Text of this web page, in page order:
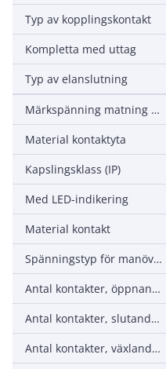
Typ av kopplingskontakt
Kompletta med uttag
Typ av elanslutning
Märkspänning matning vid DC
Material kontaktyta
Kapslingsklass (IP)
Med LED-indikering
Material kontakt
Spänningstyp för manöver
Antal kontakter, öppnande (NC - normalt stängda)
Antal kontakter, slutande (NO - normalt öppna)
Antal kontakter, växlande (CO)